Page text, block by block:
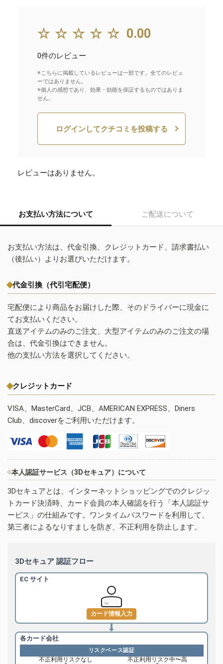
☆☆☆☆☆ 0.00
0件のレビュー
※こちらに掲載しているレビューは一部です。全てのレビュ
ーではありません。
※個人の感想であり、効果・効能を保証するものではありま
せん。
ログインしてクチコミを投稿する
レビューはありません。
お支払い方法について ご配送について
お支払い方法は、代金引換、クレジットカード、請求書払い
（後払い）よりお選びいただけます。
代金引換（代引宅配便）
宅配便により商品をお届けした際、そのドライバーに現金に
てお支払いください。
直送アイテムのみのご注文、大型アイテムのみのご注文の場
合は、代金引換はできません。
他の支払い方法を選択してください。
クレジットカード
VISA、MasterCard、JCB、AMERICAN EXPRESS、Diners
Club、discoverをご利用いただけます。
本人認証サービス（3Dセキュア）について
3Dセキュアとは、インターネットショッピングでのクレジッ
トカード決済時、カード会員の本人確認を行う「本人認証サ
ービス」の仕組みです。ワンタイムパスワードを利用して、
第三者によるなりすましを防ぎ、不正利用を防止します。
3Dセキュア 認証フロー
EC サイト
カード情報入力
各カード会社
リスクベース認証
不正利用リスクなし 不正利用リスク中〜高